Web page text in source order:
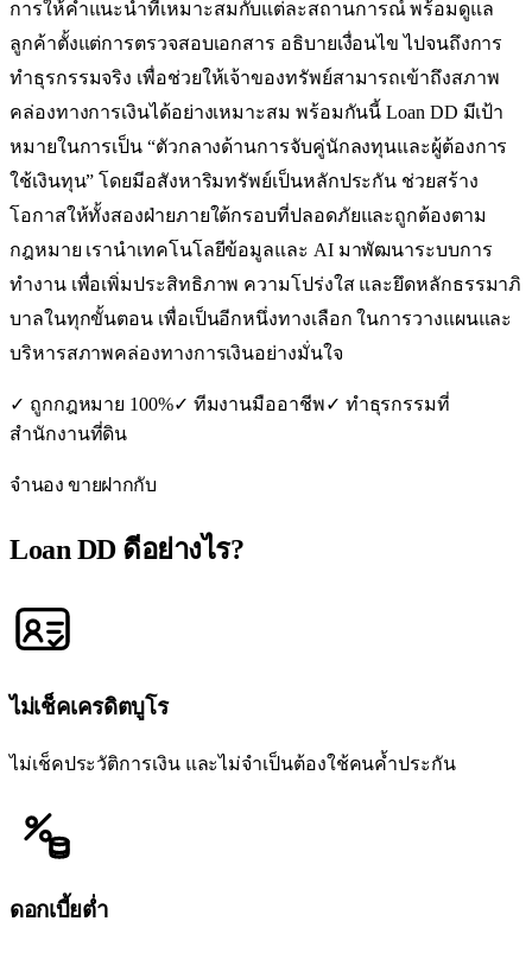
การให้คำแนะนำที่เหมาะสมกับแต่ละสถานการณ์ พร้อมดูแล
ลูกค้าตั้งแต่การตรวจสอบเอกสาร อธิบายเงื่อนไข ไปจนถึงการ
ทำธุรกรรมจริง เพื่อช่วยให้เจ้าของทรัพย์สามารถเข้าถึงสภาพ
คล่องทางการเงินได้อย่างเหมาะสม พร้อมกันนี้ Loan DD มีเป้า
หมายในการเป็น “ตัวกลางด้านการจับคู่นักลงทุนและผู้ต้องการ
ใช้เงินทุน” โดยมีอสังหาริมทรัพย์เป็นหลักประกัน ช่วยสร้าง
โอกาสให้ทั้งสองฝ่ายภายใต้กรอบที่ปลอดภัยและถูกต้องตาม
กฎหมาย เรานำเทคโนโลยีข้อมูลและ AI มาพัฒนาระบบการ
ทำงาน เพื่อเพิ่มประสิทธิภาพ ความโปร่งใส และยึดหลักธรรมาภิ
บาลในทุกขั้นตอน เพื่อเป็นอีกหนึ่งทางเลือก ในการวางแผนและ
บริหารสภาพคล่องทางการเงินอย่างมั่นใจ
✓ ถูกกฎหมาย 100%✓ ทีมงานมืออาชีพ✓ ทำธุรกรรมที่
สำนักงานที่ดิน
จำนอง ขายฝากกับ
Loan DDดีอย่างไร?
ไม่เช็คเครดิตบูโร
ไม่เช็คประวัติการเงิน และไม่จำเป็นต้องใช้คนค้ำประกัน
ดอกเบี้ยต่ำ